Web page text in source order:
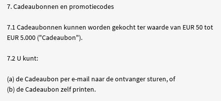
7. Cadeaubonnen en promotiecodes
7.1 Cadeaubonnen kunnen worden gekocht ter waarde van EUR 50 tot
EUR 5.000 ("Cadeaubon").
7.2 U kunt:
(a) de Cadeaubon per e-mail naar de ontvanger sturen, of
(b) de Cadeaubon zelf printen.